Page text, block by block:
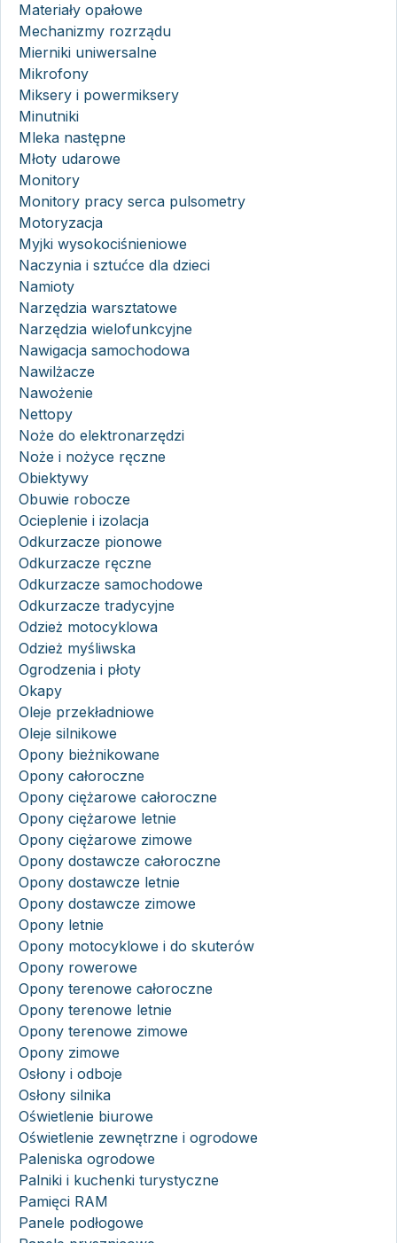
Materiały opałowe
Mechanizmy rozrządu
Mierniki uniwersalne
Mikrofony
Miksery i powermiksery
Minutniki
Mleka następne
Młoty udarowe
Monitory
Monitory pracy serca pulsometry
Motoryzacja
Myjki wysokociśnieniowe
Naczynia i sztućce dla dzieci
Namioty
Narzędzia warsztatowe
Narzędzia wielofunkcyjne
Nawigacja samochodowa
Nawilżacze
Nawożenie
Nettopy
Noże do elektronarzędzi
Noże i nożyce ręczne
Obiektywy
Obuwie robocze
Ocieplenie i izolacja
Odkurzacze pionowe
Odkurzacze ręczne
Odkurzacze samochodowe
Odkurzacze tradycyjne
Odzież motocyklowa
Odzież myśliwska
Ogrodzenia i płoty
Okapy
Oleje przekładniowe
Oleje silnikowe
Opony bieżnikowane
Opony całoroczne
Opony ciężarowe całoroczne
Opony ciężarowe letnie
Opony ciężarowe zimowe
Opony dostawcze całoroczne
Opony dostawcze letnie
Opony dostawcze zimowe
Opony letnie
Opony motocyklowe i do skuterów
Opony rowerowe
Opony terenowe całoroczne
Opony terenowe letnie
Opony terenowe zimowe
Opony zimowe
Osłony i odboje
Osłony silnika
Oświetlenie biurowe
Oświetlenie zewnętrzne i ogrodowe
Paleniska ogrodowe
Palniki i kuchenki turystyczne
Pamięci RAM
Panele podłogowe